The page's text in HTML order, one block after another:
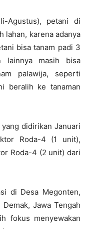
Agustus), petani di
lahan, karena adanya
bisa tanam padi 3
lainnya masih bisa
palawija, seperti
beralih ke tanaman
didirikan Januari
Roda-4 (1 unit),
Roda-4 (2 unit) dari
di Desa Megonten,
Demak, Jawa Tengah
fokus menyewakan